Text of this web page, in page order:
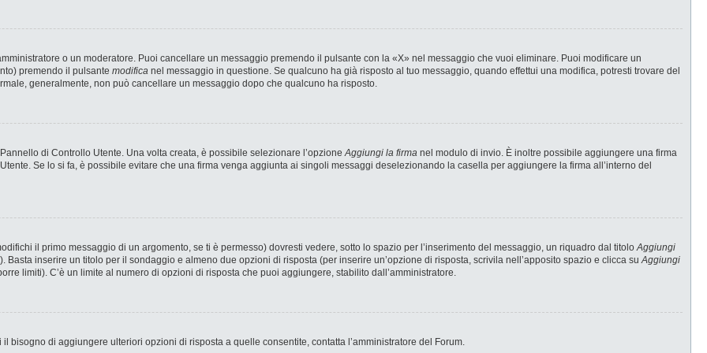
o un moderatore. Puoi cancellare un messaggio premendo il pulsante con la «X» nel messaggio che vuoi eliminare. Puoi modificare un
premendo il pulsante modifica nel messaggio in questione. Se qualcuno ha già risposto al tuo messaggio, quando effettui una modifica, potresti trovare del
generalmente, non può cancellare un messaggio dopo che qualcuno ha risposto.
di Controllo Utente. Una volta creata, è possibile selezionare l’opzioneAggiungi la firma nel modulo di invio. È inoltre possibile aggiungere una firma
Se lo si fa, è possibile evitare che una firma venga aggiunta ai singoli messaggi deselezionando la casella per aggiungere la firma all’interno del
il primo messaggio di un argomento, se ti è permesso) dovresti vedere, sotto lo spazio per l’inserimento del messaggio, un riquadro dal titoloAggiungi
inserire un titolo per il sondaggio e almeno due opzioni di risposta (per inserire un’opzione di risposta, scrivila nell’apposito spazio e clicca suAggiungi
limiti). C’è un limite al numero di opzioni di risposta che puoi aggiungere, stabilito dall’amministratore.
bisogno di aggiungere ulteriori opzioni di risposta a quelle consentite, contatta l’amministratore del Forum.